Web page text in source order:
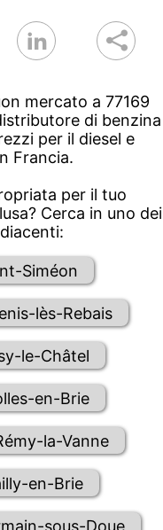
mercato a 77169
di benzina
per il diesel e
Francia.
per il tuo
Cerca in uno dei
Siméon
lès-Rebais
le-Châtel
en-Brie
la-Vanne
en-Brie
sous-Doue